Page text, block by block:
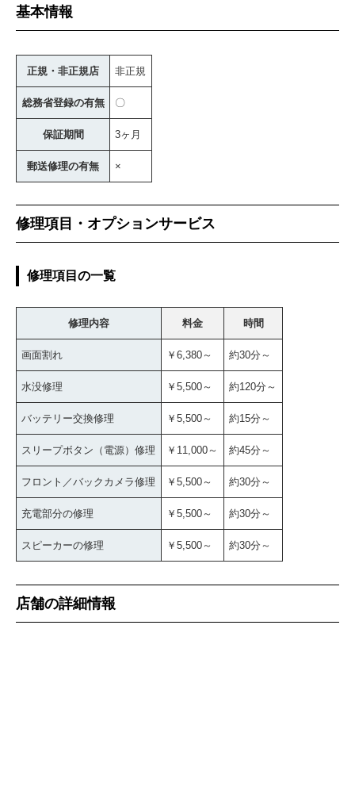
基本情報
正規・非正規店 非正規
総務省登録の有無 〇
保証期間 3ヶ月
郵送修理の有無 ×
修理項目・オプションサービス
修理項目の一覧
修理内容 料金 時間
画面割れ ￥6,380～ 約30分～
水没修理 ￥5,500～ 約120分～
バッテリー交換修理 ￥5,500～ 約15分～
スリープボタン（電源）修理 ￥11,000～ 約45分～
フロント／バックカメラ修理 ￥5,500～ 約30分～
充電部分の修理 ￥5,500～ 約30分～
スピーカーの修理 ￥5,500～ 約30分～
店舗の詳細情報